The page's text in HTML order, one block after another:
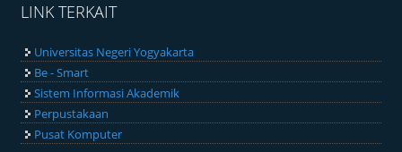
LINK TERKAIT
Universitas Negeri Yogyakarta
Be - Smart
Sistem Informasi Akademik
Perpustakaan
Pusat Komputer